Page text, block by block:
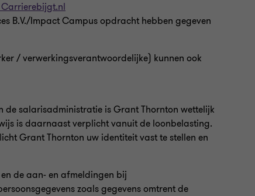
B.V./Impact Campus opdracht hebben gegeven
/ verwerkingsverantwoordelijke) kunnen ook
salarisadministratie is Grant Thornton wettelijk
is daarnaast verplicht vanuit de loonbelasting.
Grant Thornton uw identiteit vast te stellen en
de aan- en afmeldingen bij
zoals gegevens omtrent de